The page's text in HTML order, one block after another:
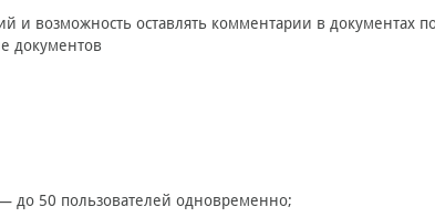
и возможность оставлять комментарии в документах
документов
до 50 пользователей одновременно;